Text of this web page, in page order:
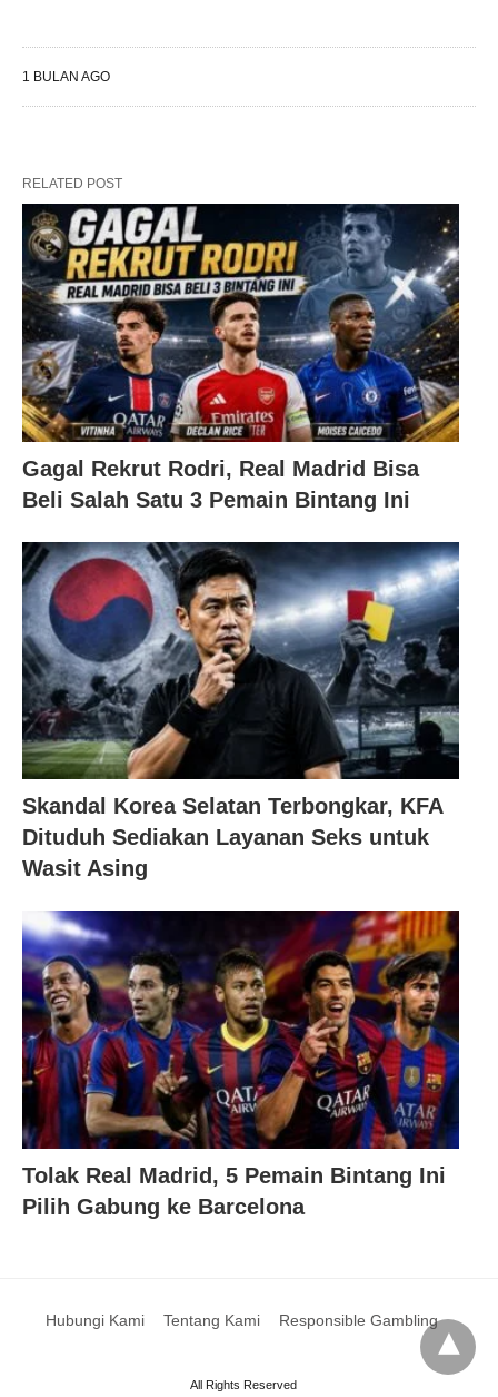
1 BULAN AGO
RELATED POST
Gagal Rekrut Rodri, Real Madrid Bisa
Beli Salah Satu 3 Pemain Bintang Ini
Skandal Korea Selatan Terbongkar, KFA
Dituduh Sediakan Layanan Seks untuk
Wasit Asing
Tolak Real Madrid, 5 Pemain Bintang Ini
Pilih Gabung ke Barcelona
Hubungi Kami Tentang Kami Responsible Gambling
All Rights Reserved